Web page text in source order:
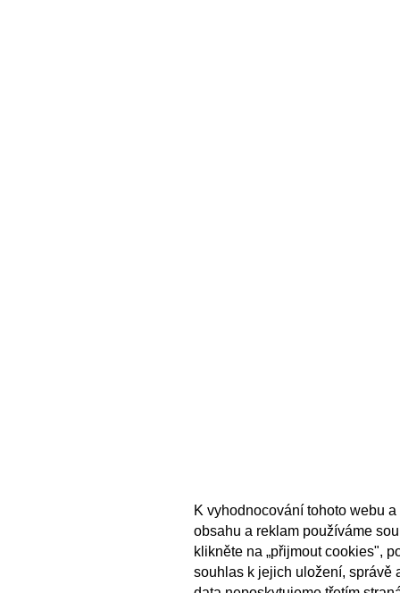
K vyhodnocování tohoto webu
obsahu a reklam používáme
klikněte na „přijmout cookies",
souhlas k jejich uložení, správě